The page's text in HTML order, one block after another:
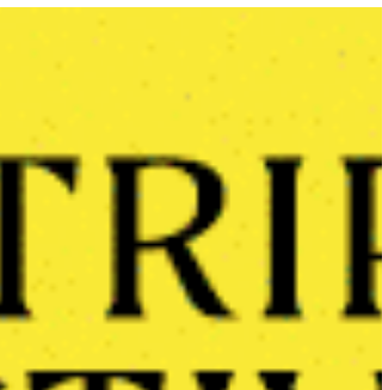
詳情: 購買兩件或以上指定產品，可享8折優惠
惠時間: 即日起至2024年9月22日 Code: 無